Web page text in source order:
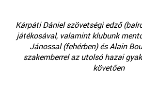
Kárpáti Dániel szövetségi edző
játékosával, valamint klubunk
Jánossal (fehérben) és Alain
szakemberrel az utolsó hazai
követően